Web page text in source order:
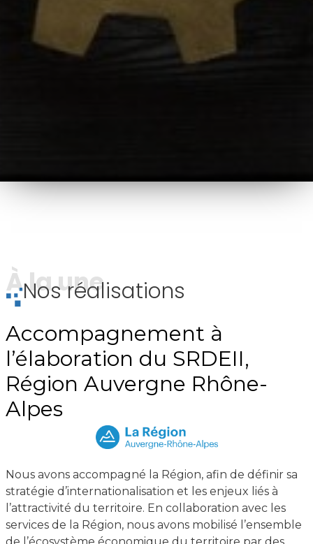
À la une
Nos réalisations
Accompagnement à
l’élaboration du SRDEII,
Région Auvergne Rhône-
Alpes
Nous avons accompagné la Région, afin de définir sa
stratégie d’internationalisation et les enjeux liés à
l’attractivité du territoire. En collaboration avec les
services de la Région, nous avons mobilisé l’ensemble